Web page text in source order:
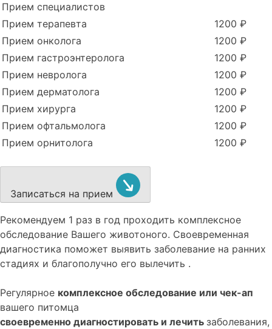
Прием специалистов
Прием терапевта
1200 ₽
Прием онколога
1200 ₽
Прием гастроэнтеролога
1200 ₽
Прием невролога
1200 ₽
Прием дерматолога
1200 ₽
Прием хирурга
1200 ₽
Прием офтальмолога
1200 ₽
Прием орнитолога
1200 ₽
Записаться на прием
Рекомендуем 1 раз в год проходить комплексное
обследование Вашего животоного. Своевременная
диагностика поможет выявить заболевание на ранних
стадиях и благополучно его вылечить .
Регулярное комплексное обследование или чек-ап
вашего питомца
своевременно диагностировать и лечить заболевания,